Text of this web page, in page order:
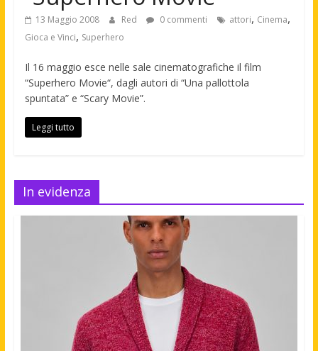
13 Maggio 2008 Red 0 commenti attori, Cinema,
Gioca e Vinci, Superhero
Il 16 maggio esce nelle sale cinematografiche il film
“Superhero Movie“, dagli autori di “Una pallottola
spuntata” e “Scary Movie”.
Leggi tutto
In evidenza